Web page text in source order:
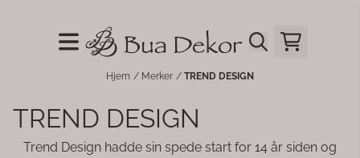
Hopp til innhold
Hjem / Merker / TREND DESIGN
TREND DESIGN
Trend Design hadde sin spede start for 14 år siden og